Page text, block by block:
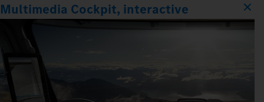
Multimedia Cockpit, interactive